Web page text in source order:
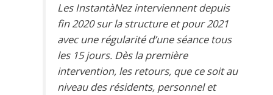
Les InstantàNez interviennent depuis
fin 2020 sur la structure et pour 2021
avec une régularité d’une séance tous
les 15 jours. Dès la première
intervention, les retours, que ce soit au
niveau des résidents, personnel et